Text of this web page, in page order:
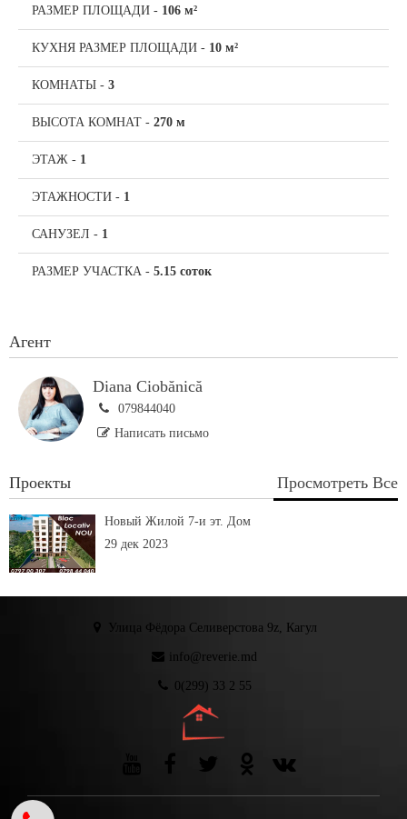
РАЗМЕР ПЛОЩАДИ - 106 м²
КУХНЯ РАЗМЕР ПЛОЩАДИ - 10 м²
КОМНАТЫ - 3
ВЫСОТА КОМНАТ - 270 м
ЭТАЖ - 1
ЭТАЖНОСТИ - 1
САНУЗЕЛ - 1
РАЗМЕР УЧАСТКА - 5.15 соток
Агент
Diana Ciobănică
079844040
Написать письмо
Проекты Просмотреть Все
Новый Жилой 7-и эт. Дом
29 дек 2023
Улица Фёдора Селиверстова 9z, Кагул
info@reverie.md
0(299) 33 2 55